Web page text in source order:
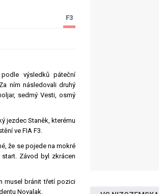
F3
výsledků páteční
ním následovali druhý
sedmý Vesti, osmý
jezdec Staněk, kterému
ve FIA F3.
že se pojede na mokré
Závod byl zkrácen
musel bránit třetí pozici
Novalak.